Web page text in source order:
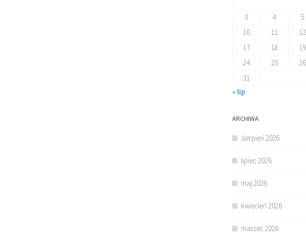
3
4 5
10
11 12
17
18 19
24
25 26
31
« lip
ARCHIWA
sierpień 2026
lipiec 2026
maj 2026
kwiecień 2026
marzec 2026